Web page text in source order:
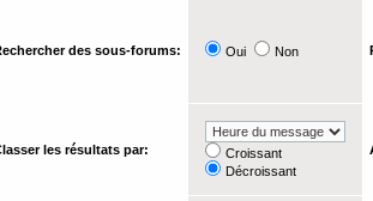
des sous-forums: Oui Non
les résultats par:
Croissant
Décroissant